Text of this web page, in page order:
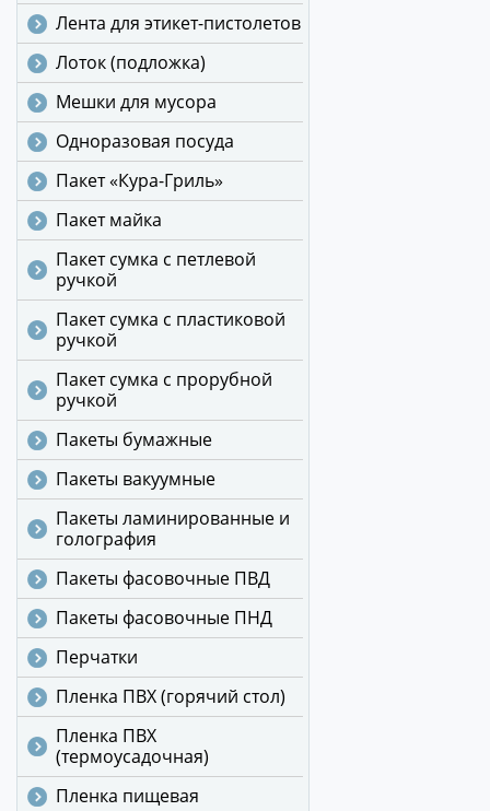
Лента для этикет-пистолетов
Лоток (подложка)
Мешки для мусора
Одноразовая посуда
Пакет «Кура-Гриль»
Пакет майка
Пакет сумка с петлевой
ручкой
Пакет сумка с пластиковой
ручкой
Пакет сумка с прорубной
ручкой
Пакеты бумажные
Пакеты вакуумные
Пакеты ламинированные и
голография
Пакеты фасовочные ПВД
Пакеты фасовочные ПНД
Перчатки
Пленка ПВХ (горячий стол)
Пленка ПВХ
(термоусадочная)
Пленка пищевая